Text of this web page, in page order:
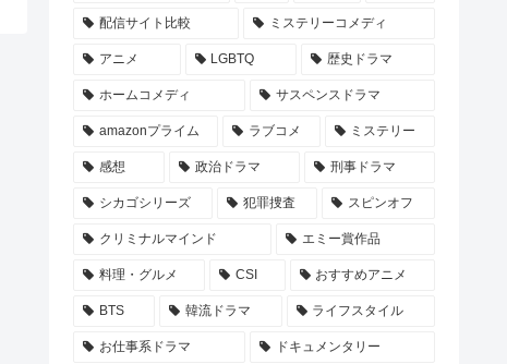
配信サイト比較 ミステリーコメディ
アニメ LGBTQ 歴史ドラマ
ホームコメディ サスペンスドラマ
amazonプライム ラブコメ ミステリー
感想 政治ドラマ 刑事ドラマ
シカゴシリーズ 犯罪捜査 スピンオフ
クリミナルマインド エミー賞作品
料理・グルメ CSI おすすめアニメ
BTS 韓流ドラマ ライフスタイル
お仕事系ドラマ ドキュメンタリー